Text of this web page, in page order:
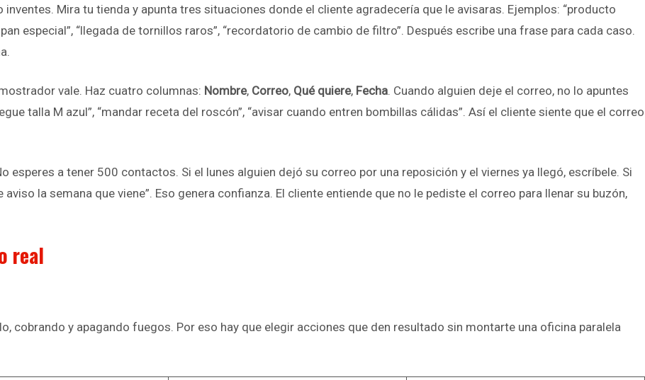
inventes. Mira tu tienda y apunta tres situaciones donde el cliente agradecería que le avisaras. Ejemplos: “producto
pan especial”, “llegada de tornillos raros”, “recordatorio de cambio de filtro”. Después escribe una frase para cada caso.
vale. Haz cuatro columnas: Nombre, Correo, Qué quiere, Fecha. Cuando alguien deje el correo, no lo apuntes
talla M azul”, “mandar receta del roscón”, “avisar cuando entren bombillas cálidas”. Así el cliente siente que el correo
esperes a tener 500 contactos. Si el lunes alguien dejó su correo por una reposición y el viernes ya llegó, escríbele. Si
la semana que viene”. Eso genera confianza. El cliente entiende que no le pediste el correo para llenar su buzón,
real
cobrando y apagando fuegos. Por eso hay que elegir acciones que den resultado sin montarte una oficina paralela